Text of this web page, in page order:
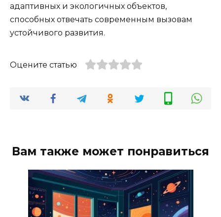
адаптивных и экологичных объектов,
способных отвечать современным вызовам
устойчивого развития.
Оцените статью
Вам также может понравиться